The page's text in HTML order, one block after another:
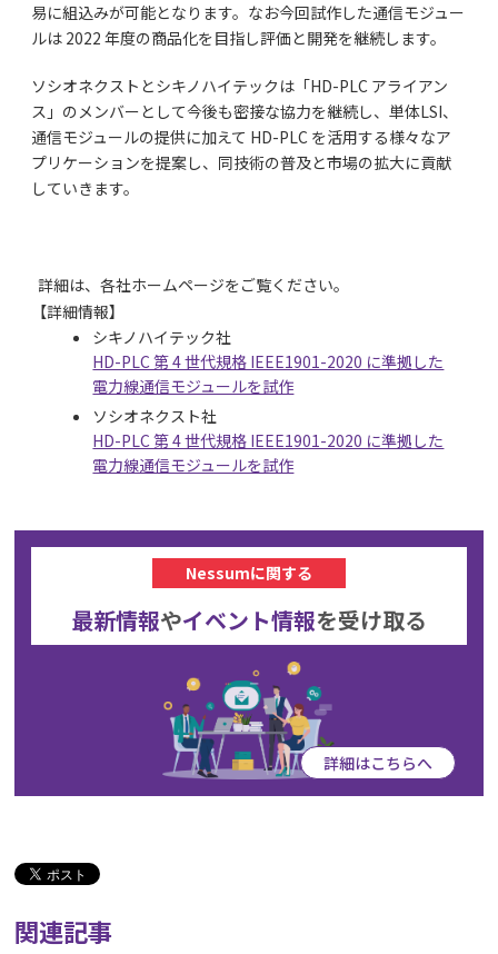
易に組込みが可能となります。なお今回試作した通信モジュー
ルは 2022 年度の商品化を目指し評価と開発を継続します。
ソシオネクストとシキノハイテックは「HD-PLC アライアン
ス」のメンバーとして今後も密接な協⼒を継続し、単体LSI、
通信モジュールの提供に加えて HD-PLC を活用する様々なア
プリケーションを提案し、同技術の普及と市場の拡大に貢献
していきます。
詳細は、各社ホームページをご覧ください。
【詳細情報】
シキノハイテック社
HD-PLC 第 4 世代規格 IEEE1901-2020 に準拠した
電力線通信モジュールを試作
ソシオネクスト社
HD-PLC 第 4 世代規格 IEEE1901-2020 に準拠した
電力線通信モジュールを試作
Nessumに関する
最新情報やイベント情報を受け取る
詳細はこちらへ
関連記事